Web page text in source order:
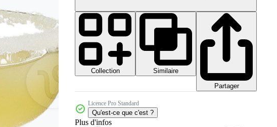
Collection
Similaire
Partager
Licence Pro Standard
Qu'est-ce que c'est ?
Plus d'infos